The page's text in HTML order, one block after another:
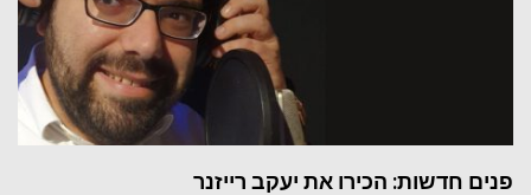
פנים חדשות: הכירו את יעקב רייזנר